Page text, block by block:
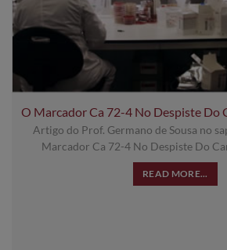
O Marcador Ca 72-4 No Despiste Do
Artigo do Prof. Germano de Sousa no
Marcador Ca 72-4 No Despiste Do
READ MORE...